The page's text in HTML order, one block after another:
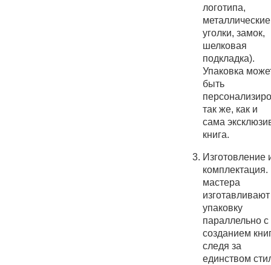
логотипа,
металлические
уголки, замок,
шелковая
подкладка).
Упаковка
быть
так же, как и
сама
книга.
Изготовление
мастера
изготавливают
упаковку
параллельно с
созданием
следя за
единством